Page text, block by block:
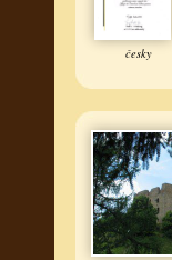
česky